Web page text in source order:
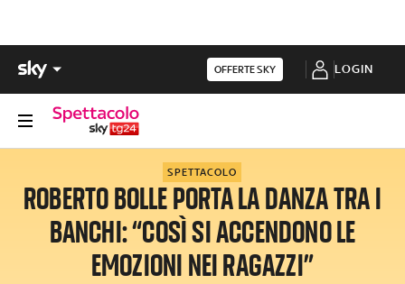
OFFERTE SKY LOGIN
SPETTACOLO
ROBERTO BOLLE PORTA LA DANZA TRA I
BANCHI: “COSÌ SI ACCENDONO LE
EMOZIONI NEI RAGAZZI”